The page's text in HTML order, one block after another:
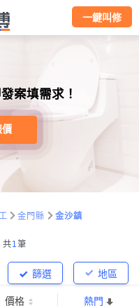
一鍵叫修
案填需求！
價
金門縣 金沙鎮
共1筆
地區
篩選
價格 熱門